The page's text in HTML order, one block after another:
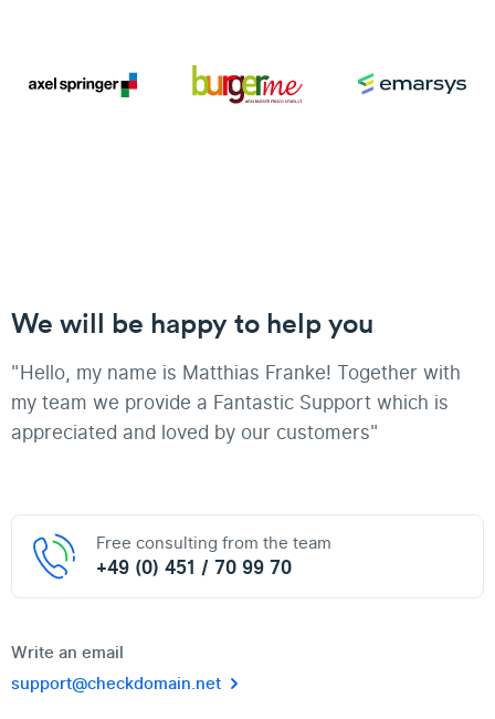
We will be happy to help you
"Hello, my name is Matthias Franke! Together with
my team we provide a Fantastic Support which is
appreciated and loved by our customers"
Free consulting from the team
+49 (0) 451 / 70 99 70
Write an email
support@checkdomain.net